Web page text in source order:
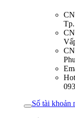
Số tài khoản